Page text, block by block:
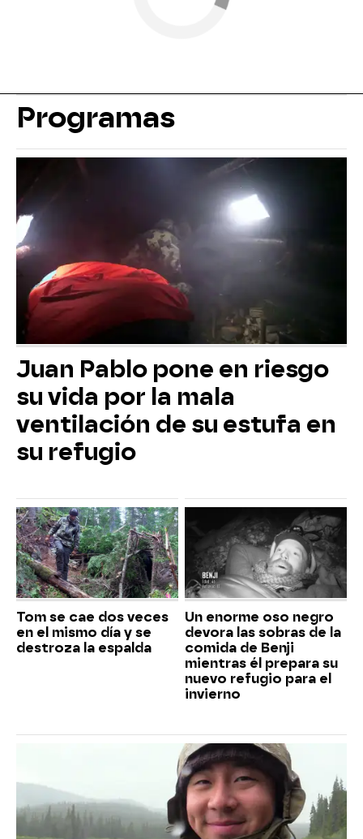
Programas
Juan Pablo pone en riesgo
su vida por la mala
ventilación de su estufa en
su refugio
Tom se cae dos veces
en el mismo día y se
destroza la espalda
Un enorme oso negro
devora las sobras de la
comida de Benji
mientras él prepara su
nuevo refugio para el
invierno